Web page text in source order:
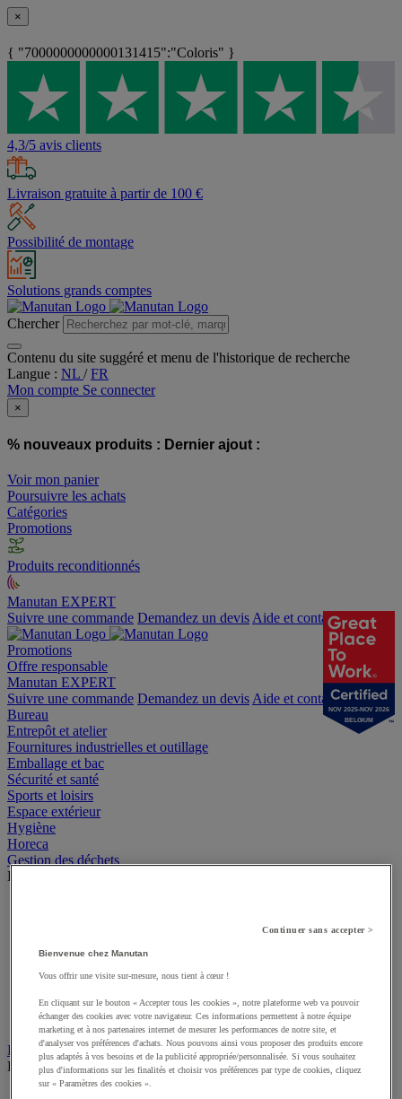
×
{ "7000000000000131415":"Coloris" }
4,3/5 avis clients
Livraison gratuite à partir de 100 €
Possibilité de montage
Solutions grands comptes
Chercher
Contenu du site suggéré et menu de l'historique de recherche
Langue : NL /FR
Mon compte Se connecter
×
% nouveaux produits : Dernier ajout :
Voir mon panier
Poursuivre les achats
Catégories
Promotions
Produits reconditionnés
Manutan EXPERT
Suivre une commande Demandez un devis Aide et contact
Promotions
Offre responsable
Manutan EXPERT
Suivre une commande Demandez un devis Aide et contact
Bureau
Entrepôt et atelier
Fournitures industrielles et outillage
Emballage et bac
Sécurité et santé
Sports et loisirs
Espace extérieur
Hygiène
Horeca
Gestion des déchets
Découvrez ce groupe de produits
Support sac-poubelle
Cendrier-poubelle et cendrier
Benne
Poubelle de tri et conteneur extérieur
Essuie-mains et distributeur d’essuie-mains
Découvrez ce groupe de produits
NOV 2025-NOV 2026
BELGIUM
Continuer sans accepter >
Bienvenue chez Manutan
Vous offrir une visite sur-mesure, nous tient à cœur !
En cliquant sur le bouton « Accepter tous les cookies », notre plateforme web va pouvoir
échanger des cookies avec votre navigateur. Ces informations permettent à notre équipe
marketing et à nos partenaires internet de mesurer les performances de notre site, et
d'analyser vos préférences d'achats. Nous pouvons ainsi vous proposer des produits encore
plus adaptés à vos besoins et de la publicité appropriée/personnalisée. Si vous souhaitez
plus d'informations sur les finalités et choisir vos préférences par type de cookies, cliquez
sur « Paramètres des cookies ».